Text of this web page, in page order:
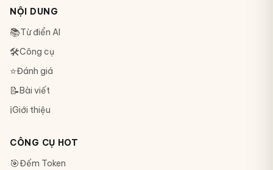
NỘI DUNG
📚Từ điển AI
🛠Công cụ
⭐Đánh giá
📝Bài viết
ℹ️Giới thiệu
CÔNG CỤ HOT
🎯Đếm Token